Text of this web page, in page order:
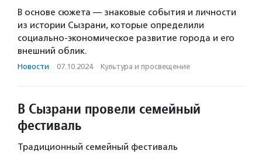
В основе сюжета — знаковые события и личности
из истории Сызрани, которые определили
социально-экономическое развитие города и его
внешний облик.
Новости · 07.10.2024 · Культура и просвещение
В Сызрани провели семейный
фестиваль
Традиционный семейный фестиваль